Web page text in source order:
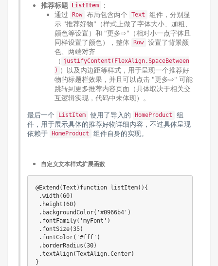
推荐标题
ListItem
：
通过
Row 布局包含两个 Text
组件，分别显
示 "推荐好物"（样式上做了字体大小、加粗、
颜色等设置）和 "更多⇨"（相对小一点字体且
同样设置了颜色），整体
Row
设置了背景颜
色、两端对齐
（ justifyContent(FlexAlign.SpaceBetween
) ）以及内边距等样式，用于呈现一个推荐好
物的标题栏效果，并且可以点击 "更多⇨" 可能
跳转到更多推荐内容页面（具体取决于相关交
互逻辑实现，代码中未体现）。
最后一个 ListItem 使用了导入的 HomeProduct
组
件，用于展示具体的推荐好物详细内容，不过具体呈现
依赖于
HomeProduct 组件自身的实现。
自定义文本样式扩展函数
@Extend(Text)function listItem(){
.width(60)
.height(60)
.backgroundColor('#0966b4')
.fontFamily('myFont')
.fontSize(35)
.fontColor('#fff')
.borderRadius(30)
.textAlign(TextAlign.Center)
}